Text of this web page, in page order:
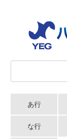
あ行
な行